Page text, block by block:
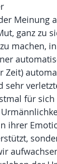
Meinung
ganz zu
machen,
Zeit)
für
ihrer